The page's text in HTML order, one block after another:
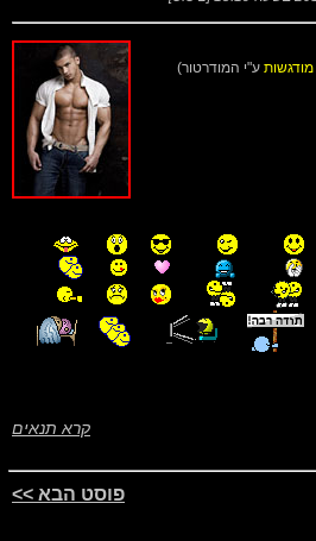
מודגשות ע"י המודרטור)
קרא תנאים
פוסט הבא >>